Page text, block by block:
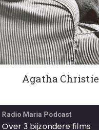
Agatha Christie
Radio Maria Podcast
Over 3 bijzondere films